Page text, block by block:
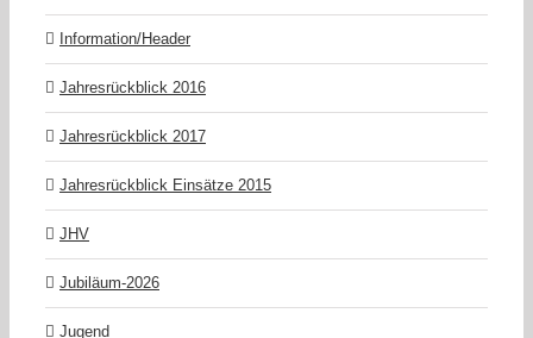
Information/Header
Jahresrückblick 2016
Jahresrückblick 2017
Jahresrückblick Einsätze 2015
JHV
Jubiläum-2026
Jugend